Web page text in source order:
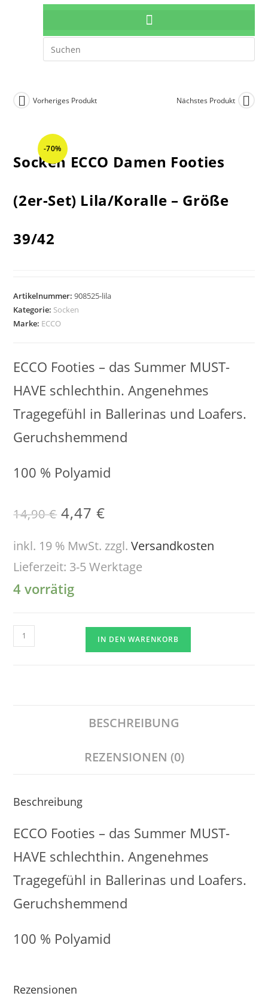
-70%
Vorheriges Produkt Nächstes Produkt
Socken ECCO Damen Footies
(2er-Set) Lila/Koralle – Größe
39/42
Artikelnummer:908525-lila
Kategorie: Socken
Marke: ECCO
ECCO Footies – das Summer MUST-
HAVE schlechthin. Angenehmes
Tragegefühl in Ballerinas und Loafers.
Geruchshemmend
100 % Polyamid
14,90€ 4,47€
inkl. 19 % MwSt. zzgl.Versandkosten
Lieferzeit: 3-5 Werktage
4 vorrätig
IN DEN WARENKORB
BESCHREIBUNG
REZENSIONEN (0)
Beschreibung
ECCO Footies – das Summer MUST-
HAVE schlechthin. Angenehmes
Tragegefühl in Ballerinas und Loafers.
Geruchshemmend
100 % Polyamid
Rezensionen